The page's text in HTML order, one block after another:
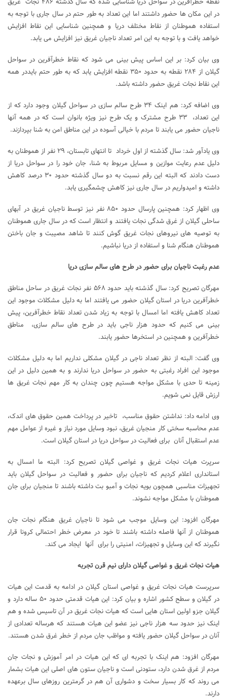
در این مکان ها حضور داشتند اما این تعداد به طور حتم در سال جاری با توجه به
استفاده هموطنان از نقاط مختلف دریا و همچنین شناسایی این نقاط افزایش
خواهد یافت و با توجه به این امر تعداد ناجیان غریق نیز افزایش می یابد.
وی بیان کرد: بر این اساس پیش بینی می شود که نقاط خطرآفرین در سواحل
گیلان از ۲۸۴ نقطه به حدود ۳۵۰ نقطه افزایش یابد که به طور حتم بایددر همه
این نقاط نجات غریق حضور داشته باشد.
وی اضافه کرد: هم اینک ۳۴ طرح سالم سازی در سواحل گیلان وجود دارد که از
این تعداد، ۳۳ طرح مشترک و یک طرح نیز ویژه بانوان است که در همه آنها
ناجیان حضور می یابند تا مردم با خیالی آسوده در این مناطق امن به شنا بپردازند.
وی یادآور شد: سال گذشته از اول خرداد تا انتهای تابستان، ۲۹ نفر از هموطنان به
دلیل عدم رعایت موازین و مسایل مربوط به شنا، جان خود را در سواحل دریا از
دست دادند که البته این رقم نسبت به دو سال گذشته حدود ۳۰ درصد کاهش
داشته و امیدواریم در سال جاری نیز کاهش چشمگیری یابد.
وی اظهار کرد: همچنین پارسال حدود ۸۵۰ نفر نیز توسط ناجیان غریق در آبهای
ساحلی گیلان از غرق شدگی نجات یافتند و انتظار است که در سال جاری هموطنان
به توصیه های نیروهای نجات غریق گوش کنند تا شاهد مصیبت و جان باختن
هموطنان هنگام شنا و استفاده از دریا نباشیم.
عدم رغبت ناجیان برای حضور در طرح های سالم سازی دریا
مهرگان تصریح کرد: سال گذشته باید حدود ۵۶۸ نفر نجات غریق در ساحل مناطق
خطرآفرین دریا در استان گیلان حضور می یافتند اما به دلیل مشکلات موجود این
تعداد کاهش یافته اما امسال با توجه به زیاد شدن تعداد نقاط خطرآفرین، پیش
بینی می کنیم که حدود هزار ناجی باید در طرح های سالم سازی، مناطق
خطرآفرین و همچنین در استخرها حضور یابند.
وی گفت: البته از نظر تعداد ناجی در گیلان مشکلی نداریم اما به دلیل مشکلات
موجود این افراد رغبتی به حضور در سواحل دریا ندارند و به همین دلیل در این
زمینه تا حدی با مشکل مواجه هستیم چون چندان به کار مهم نجات غریق ها
ارزش قایل نمی شویم.
وی ادامه داد: نداشتن حقوق مناسب، تاخیر در پرداخت همین حقوق های اندک،
عدم محاسبه سختی کار منجیان غریق، نبود وسایل مورد نیاز و غیره از عوامل مهم
عدم استقبال آنان برای فعالیت در سواحل دریا در استان گیلان است.
سرپرت هیات نجات غریق و غواصی گیلان تصریح کرد: البته ما امسال به
استانداری اعلام کردیم که ناجیان برای حضور و فعالیت در سواحل گیلان باید
تجهیزات مناسبی همچون بویه نجات و آمبو بت داشته باشند تا منجیان برای جان
هموطنان با مشکل مواجه نشوند.
مهرگان افزود: این وسایل موجب می شود تا ناجیان غریق هنگام نجات جان
هموطنان از آنها فاصله داشته باشند تا خود در معرض خطر احتمالی کرونا قرار
نگیرند که این وسایل و تجهیزات، امنیتی را برای آنها ایجاد می کند.
هیات نجات غریق و غواصی گیلان دارای نیم قرن تجربه
سرپرست هیات نجات غریق و غواصی استان گیلان در ادامه به قدمت این هیات
در گیلان و سطح کشور اشاره و بیان کرد: این هیات قدمتی حدود ۵۰ ساله دارد و
گیلان جزو اولین استان هایی است که هیات نجات غریق در آن تاسیس شده و هم
اینک نیز حدود سه هزار ناجی نیز عضو این هیات هستند که هرساله تعدادی از
آنان در سواحل گیلان حضور یافته و مواظب جان مردم از خطر غرق شدن هستند.
مهرگان افزود: هم اینک با تجربه ای که این هیات در امر آموزش و نجات جان
مردم از غرق شدن دارد، ستودنی است و ناجیان ستون های اصلی این هیات بشمار
می روند که کار بسیار سخت و دشواری آن هم در گرمترین روزهای سال برعهده
دارند.